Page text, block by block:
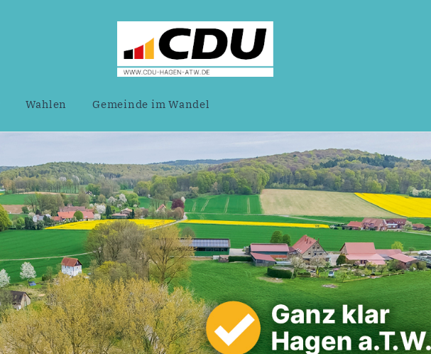
Wahlen Gemeinde im Wandel